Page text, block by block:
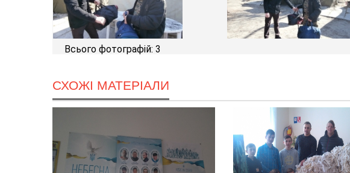
Всього фотографій: 3
СХОЖІ МАТЕРІАЛИ